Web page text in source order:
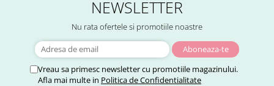
NEWSLETTER
Nu rata ofertele si promotiile noastre
Vreau sa primesc newsletter cu promotiile magazinului.
Afla mai multe in Politica de Confidentialitate